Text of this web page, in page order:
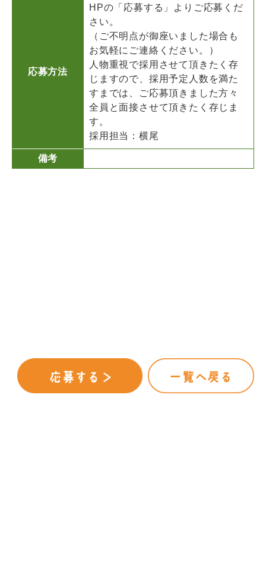
応募方法
HPの「応募する」よりご応募くだ
さい。
（ご不明点が御座いました場合も
お気軽にご連絡ください。）
人物重視で採用させて頂きたく存
じますので、採用予定人数を満た
すまでは、ご応募頂きました方々
全員と面接させて頂きたく存じま
す。
採用担当：横尾
備考